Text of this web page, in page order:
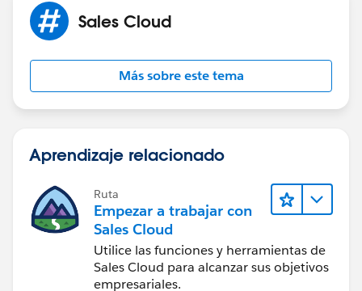
Sales Cloud
Más sobre este tema
Aprendizaje relacionado
Ruta
Empezar a trabajar con
Sales Cloud
Utilice las funciones y herramientas de
Sales Cloud para alcanzar sus objetivos
empresariales.